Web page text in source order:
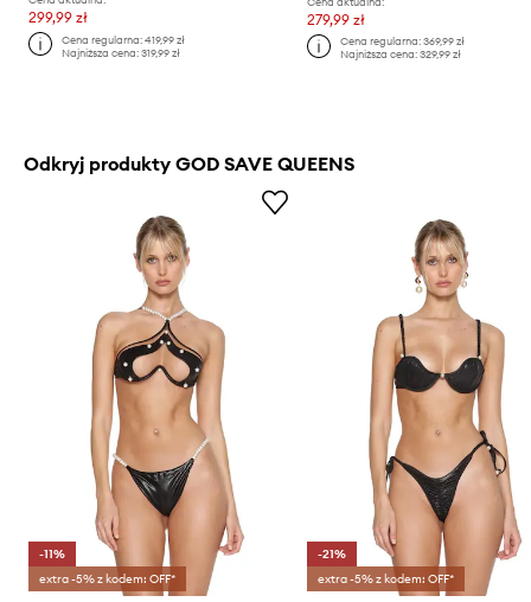
299,99 zł
Cena regularna:419,99 zł
Najniższa cena:319,99 zł
279,99 zł
Cena regularna: 369,99 zł
Najniższa cena: 329,99 zł
Odkryj produkty GOD SAVE QUEENS
-11%
extra -5% z kodem: OFF*
-21%
extra -5% z kodem: OFF*